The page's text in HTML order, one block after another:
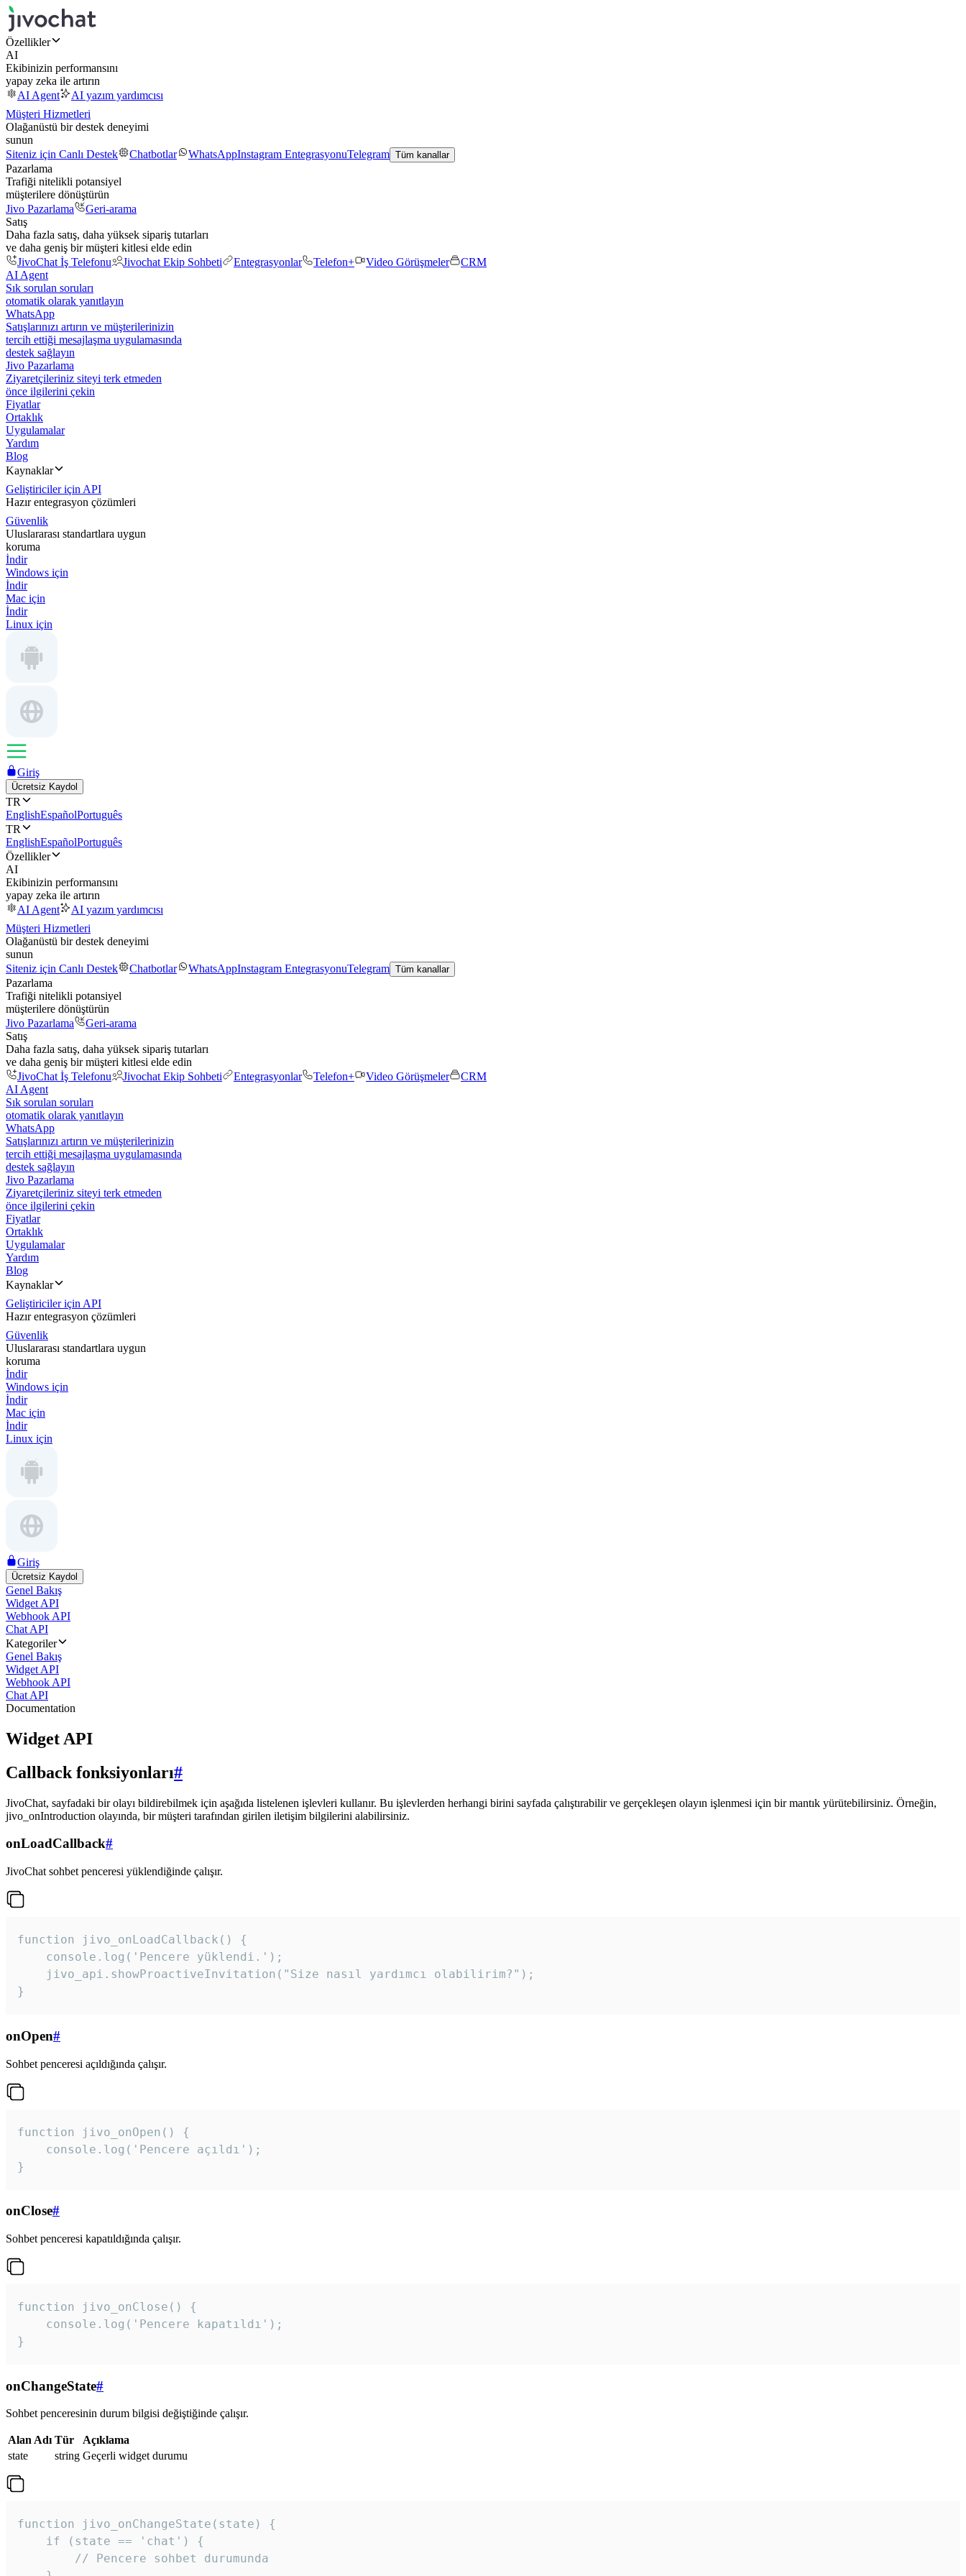
Özellikler
AI
Ekibinizin performansını
yapay zeka ile artırın
AI Agent
AI yazım yardımcısı
Müşteri Hizmetleri
Olağanüstü bir destek deneyimi
sunun
Siteniz için Canlı Destek
Chatbotlar WhatsAppInstagram EntegrasyonuTelegram Tüm kanallar
Pazarlama
Trafiği nitelikli potansiyel
müşterilere dönüştürün
Jivo Pazarlama
Geri-arama
Satış
Daha fazla satış, daha yüksek sipariş tutarları
ve daha geniş bir müşteri kitlesi elde edin
JivoChat İş Telefonu
Jivochat Ekip Sohbeti Entegrasyonlar Telefon+ Video Görüşmeler
CRM
AI Agent
Sık sorulan soruları
otomatik olarak yanıtlayın
WhatsApp
Satışlarınızı artırın ve müşterilerinizin
tercih ettiği mesajlaşma uygulamasında
destek sağlayın
Jivo Pazarlama
Ziyaretçileriniz siteyi terk etmeden
önce ilgilerini çekin
Fiyatlar
Ortaklık
Uygulamalar
Yardım
Blog
Kaynaklar
Geliştiriciler için API
Hazır entegrasyon çözümleri
Güvenlik
Uluslararası standartlara uygun
koruma
İndir
Windows için
İndir
Mac için
İndir
Linux için
Giriş
Ücretsiz Kaydol
TR
EnglishEspañolPortuguês
TR
EnglishEspañolPortuguês
Özellikler
AI
Ekibinizin performansını
yapay zeka ile artırın
AI Agent
AI yazım yardımcısı
Müşteri Hizmetleri
Olağanüstü bir destek deneyimi
sunun
Siteniz için Canlı Destek
Chatbotlar WhatsAppInstagram EntegrasyonuTelegram Tüm kanallar
Pazarlama
Trafiği nitelikli potansiyel
müşterilere dönüştürün
Jivo Pazarlama
Geri-arama
Satış
Daha fazla satış, daha yüksek sipariş tutarları
ve daha geniş bir müşteri kitlesi elde edin
JivoChat İş Telefonu
Jivochat Ekip Sohbeti Entegrasyonlar Telefon+ Video Görüşmeler
CRM
AI Agent
Sık sorulan soruları
otomatik olarak yanıtlayın
WhatsApp
Satışlarınızı artırın ve müşterilerinizin
tercih ettiği mesajlaşma uygulamasında
destek sağlayın
Jivo Pazarlama
Ziyaretçileriniz siteyi terk etmeden
önce ilgilerini çekin
Fiyatlar
Ortaklık
Uygulamalar
Yardım
Blog
Kaynaklar
Geliştiriciler için API
Hazır entegrasyon çözümleri
Güvenlik
Uluslararası standartlara uygun
koruma
İndir
Windows için
İndir
Mac için
İndir
Linux için
Giriş
Ücretsiz Kaydol
Genel Bakış
Widget API
Webhook API
Chat API
Kategoriler
Genel Bakış
Widget API
Webhook API
Chat API
Documentation
Widget API
Callback fonksiyonları#
JivoChat, sayfadaki bir olayı bildirebilmek için aşağıda listelenen işlevleri kullanır. Bu işlevlerden herhangi birini sayfada çalıştırabilir ve gerçekleşen olayın işlenmesi için bir mantık yürütebilirsiniz. Örneğin,
jivo_onIntroduction olayında, bir müşteri tarafından girilen iletişim bilgilerini alabilirsiniz.
onLoadCallback#
JivoChat sohbet penceresi yüklendiğinde çalışır.
function jivo_onLoadCallback() {
    console.log('Pencere yüklendi.');
    jivo_api.showProactiveInvitation("Size nasıl yardımcı olabilirim?");
}
onOpen#
Sohbet penceresi açıldığında çalışır.
function jivo_onOpen() {
    console.log('Pencere açıldı');
}
onClose#
Sohbet penceresi kapatıldığında çalışır.
function jivo_onClose() {
    console.log('Pencere kapatıldı');
}
onChangeState#
Sohbet penceresinin durum bilgisi değiştiğinde çalışır.
Alan Adı Tür
Açıklama
state
string Geçerli widget durumu
function jivo_onChangeState(state) {
    if (state == 'chat') {
        // Pencere sohbet durumunda